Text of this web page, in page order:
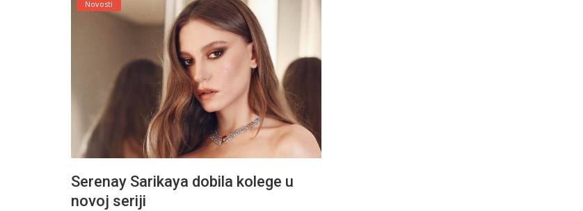
Novosti
Serenay Sarikaya dobila kolege u
novoj seriji